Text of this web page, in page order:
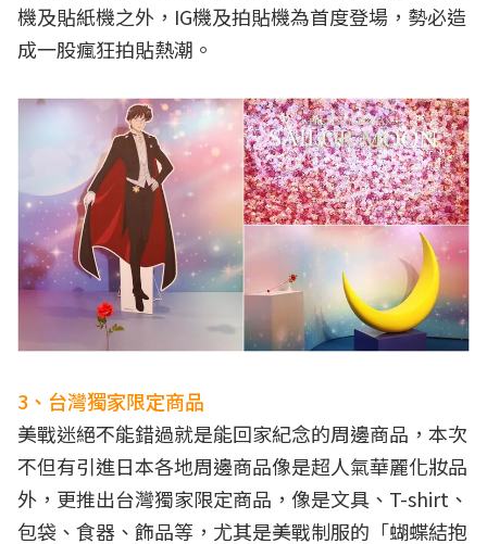
機及貼紙機之外，IG機及拍貼機為首度登場，勢必造
成一股瘋狂拍貼熱潮。
3、台灣獨家限定商品
美戰迷絕不能錯過就是能回家紀念的周邊商品，本次
不但有引進日本各地周邊商品像是超人氣華麗化妝品
外，更推出台灣獨家限定商品，像是文具、T-shirt、
包袋、食器、飾品等，尤其是美戰制服的「蝴蝶結抱